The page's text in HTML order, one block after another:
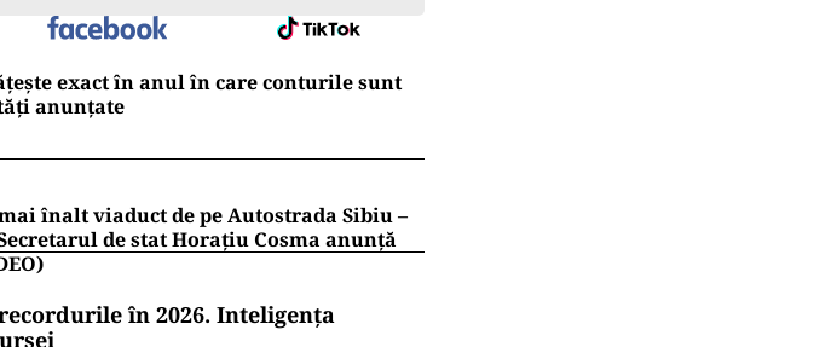
exact în anul în care conturile sunt
anunțate
înalt viaduct de pe Autostrada Sibiu –
de stat Horațiu Cosma anunță
în 2026. Inteligența